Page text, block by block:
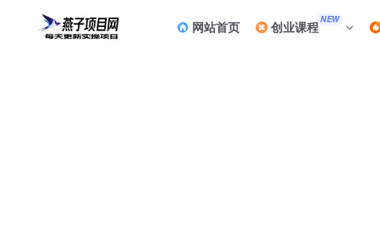
网站首页 创业课程NEW